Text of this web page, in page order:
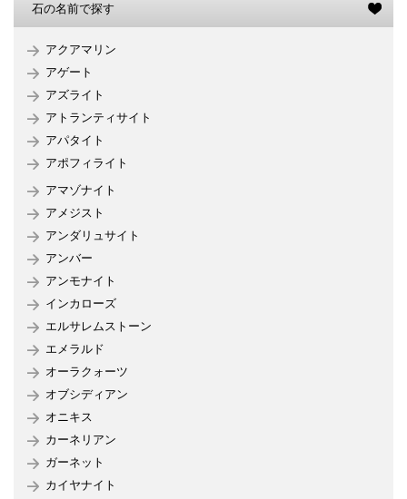
石の名前で探す
アクアマリン
アゲート
アズライト
アトランティサイト
アパタイト
アポフィライト
アマゾナイト
アメジスト
アンダリュサイト
アンバー
アンモナイト
インカローズ
エルサレムストーン
エメラルド
オーラクォーツ
オブシディアン
オニキス
カーネリアン
ガーネット
カイヤナイト